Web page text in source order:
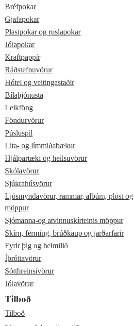
Bréfpokar
Gjafapokar
Plastpokar og ruslapokar
Jólapokar
Kraftpappír
Ráðstefnuvörur
Hótel og veitingastaðir
Bílaþjónusta
Leikföng
Föndurvörur
Púsluspil
Lita- og límmiðabækur
Hjálpartæki og heilsuvörur
Skólavörur
Sjúkrahúsvörur
Ljósmyndavörur, rammar, albúm, plöst og
möppur
Sjómanna-og atvinnuskírteinis möppur
Skírn, ferming, brúðkaup og jarðarfarir
Fyrir þig og heimilið
Íþróttavörur
Sótthreinsivörur
Jólavörur
Tilboð
Tilboð